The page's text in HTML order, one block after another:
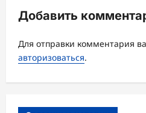
ц
я
з
а
п
Добавить
Для отправки комментария
авторизоваться.